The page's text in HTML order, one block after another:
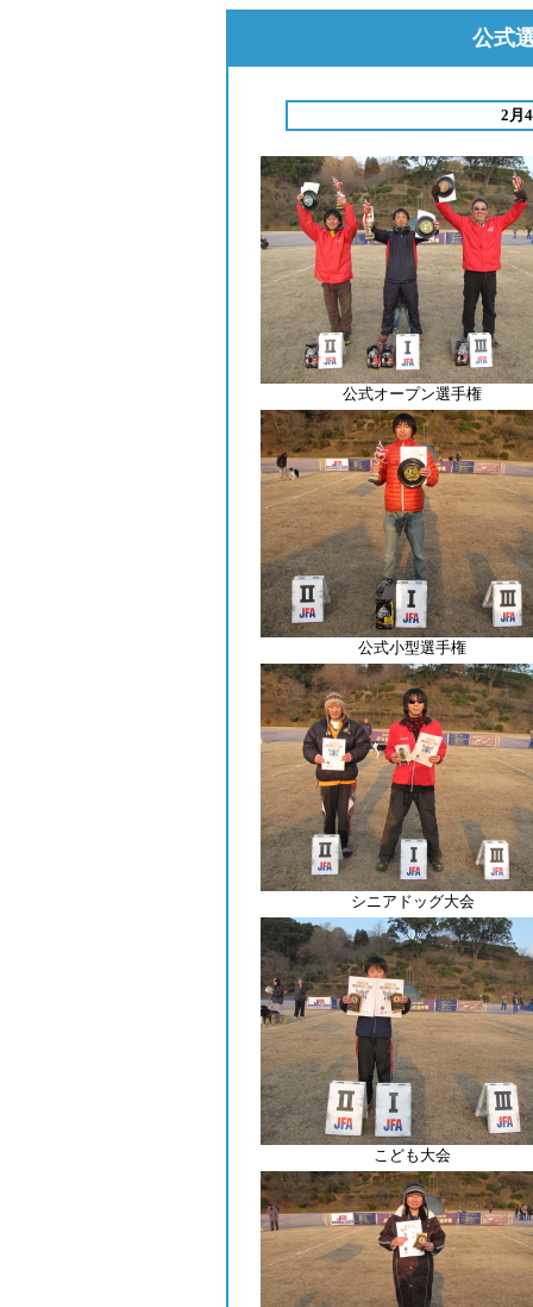
公式
2月
公式オープン選手権
公式小型選手権
シニアドッグ大会
こども大会